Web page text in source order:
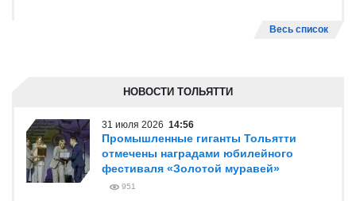
Весь список
НОВОСТИ ТОЛЬЯТТИ
31 июля 2026 14:56
Промышленные гиганты Тольятти
отмечены наградами юбилейного
фестиваля «Золотой муравей»
951